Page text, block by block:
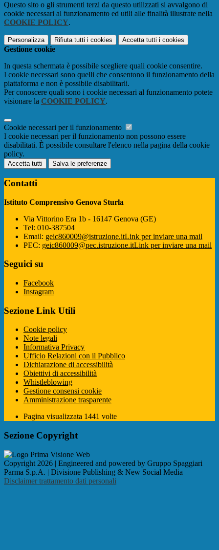
Questo sito o gli strumenti terzi da questo utilizzati si avvalgono di
cookie necessari al funzionamento ed utili alle finalità illustrate nella
COOKIE POLICY.
Personalizza Rifiuta tutti i cookies Accetta tutti i cookies
Gestione cookie
In questa schermata è possibile scegliere quali cookie consentire.
I cookie necessari sono quelli che consentono il funzionamento della
piattaforma e non è possibile disabilitarli.
Per conoscere quali sono i cookie necessari al funzionamento potete
visionare la COOKIE POLICY.
Cookie necessari per il funzionamento
I cookie necessari per il funzionamento non possono essere
disabilitati. È possibile consultare l'elenco nella pagina della cookie
policy.
Accetta tutti Salva le preferenze
Contatti
Istituto Comprensivo Genova Sturla
Via Vittorino Era 1b - 16147 Genova (GE)
Tel: 010-387504
Email: geic860009@istruzione.itLink per inviare una mail
PEC: geic860009@pec.istruzione.itLink per inviare una mail
Seguici su
Facebook
Instagram
Sezione Link Utili
Cookie policy
Note legali
Informativa Privacy
Ufficio Relazioni con il Pubblico
Dichiarazione di accessibilità
Obiettivi di accessibilità
Whistleblowing
Gestione consensi cookie
Amministrazione trasparente
Pagina visualizzata 1441 volte
Sezione Copyright
Copyright 2026 | Engineered and powered by Gruppo Spaggiari
Parma S.p.A. | Divisione Publishing & New Social Media
Disclaimer trattamento dati personali